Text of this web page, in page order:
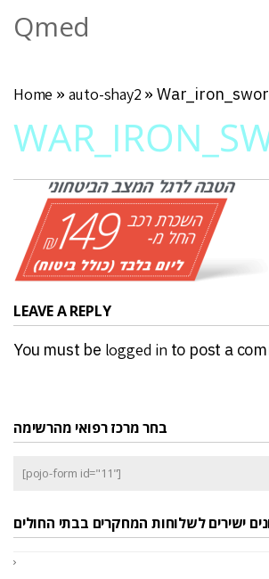
Qmed
Home » auto-shay2 »
LEAVE A REPLY
You must be logged in to post a
בחר מרכז רפואי מהרשימה
[pojo-form id="11"]
ישירים לשלוחות המחקרים בבתי החולים